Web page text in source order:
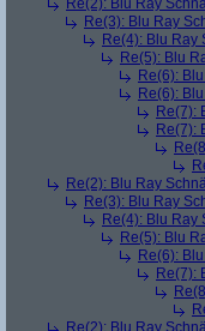
Re(2): Blu Ray
Re(3): Blu Ray
Re(4): Blu Ray
Re(5): Blu
Re(6):
Re(6):
Re(7):
Re(7):
Re(2): Blu Ray
Re(3): Blu Ray
Re(4): Blu Ray
Re(5): Blu
Re(6):
Re(7):
Re(2): Blu Ray